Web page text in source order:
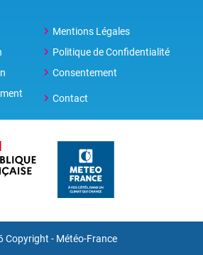
Mentions Légales
Politique de Confidentialité
Consentement
Contact
Copyright - Météo-France